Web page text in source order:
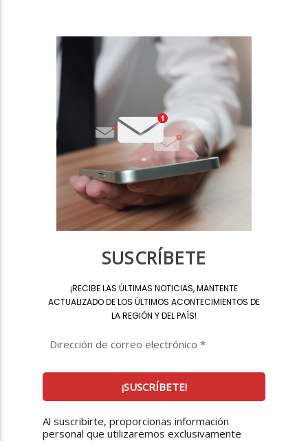
SUSCRÍBETE
¡RECIBE LAS ÚLTIMAS NOTICIAS, MANTENTE
ACTUALIZADO DE LOS ÚLTIMOS ACONTECIMIENTOS DE
LA REGIÓN Y DEL PAÍS!
Al suscribirte, proporcionas información
personal que utilizaremos exclusivamente